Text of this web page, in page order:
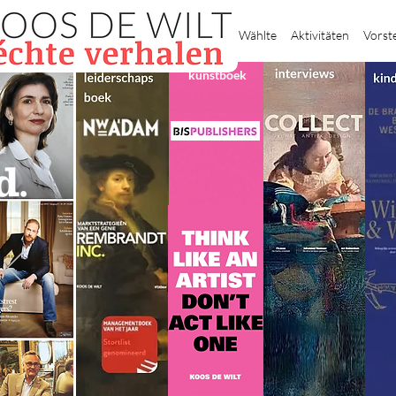
Heim Wählte Aktivitäten
kunstboek